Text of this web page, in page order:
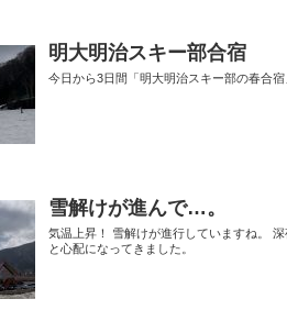
明大明治スキー部合宿
今日から3日間「明大明治スキー部の春合
雪解けが進んで…。
気温上昇！ 雪解けが進行していますね。
と心配になってきました。